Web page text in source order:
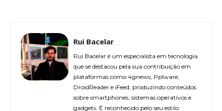
Rui Bacelar
Rui Bacelar é um especialista em tecnologia
que se destacou pela sua contribuição em
plataformas como 4gnews, Pplware,
DroidReader e iFeed, produzindo conteúdos
sobre smartphones, sistemas operativos e
gadgets. É reconhecido pelo seu estilo